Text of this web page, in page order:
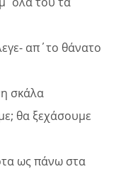
απ΄το θάνατο
σκάλα
θα ξεχάσουμε
ως πάνω στα